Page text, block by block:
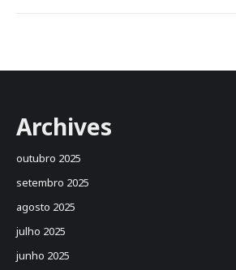
Archives
outubro 2025
setembro 2025
agosto 2025
julho 2025
junho 2025